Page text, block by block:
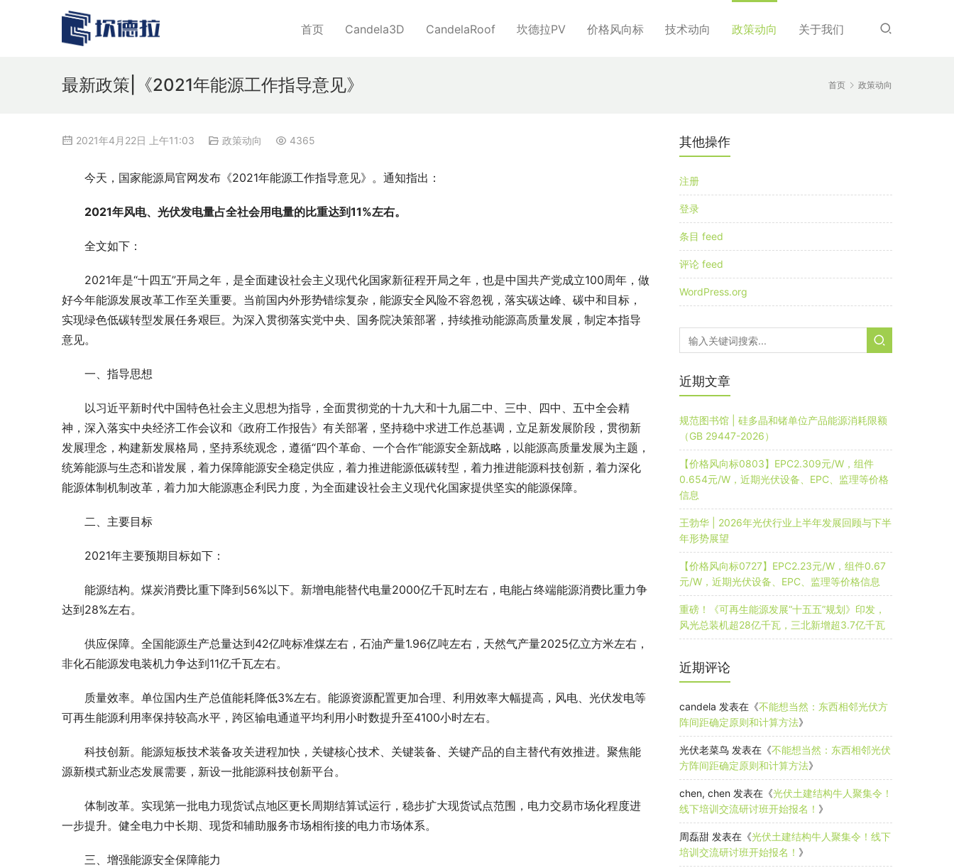
首页 Candela3D CandelaRoof 坎德拉PV 价格风向标 技术动向 政策动向 关于我们
首页 政策动向
最新政策|《2021年能源工作指导意见》
2021年4月22日 上午11:03 政策动向 4365
今天，国家能源局官网发布《2021年能源工作指导意见》。通知指出：
2021年风电、光伏发电量占全社会用电量的比重达到11%左右。
全文如下：
2021年是“十四五”开局之年，是全面建设社会主义现代化国家新征程开局之年，也是中国共产党成立100周年，做
好今年能源发展改革工作至关重要。当前国内外形势错综复杂，能源安全风险不容忽视，落实碳达峰、碳中和目标，
实现绿色低碳转型发展任务艰巨。为深入贯彻落实党中央、国务院决策部署，持续推动能源高质量发展，制定本指导
意见。
一、指导思想
以习近平新时代中国特色社会主义思想为指导，全面贯彻党的十九大和十九届二中、三中、四中、五中全会精
神，深入落实中央经济工作会议和《政府工作报告》有关部署，坚持稳中求进工作总基调，立足新发展阶段，贯彻新
发展理念，构建新发展格局，坚持系统观念，遵循“四个革命、一个合作”能源安全新战略，以能源高质量发展为主题，
统筹能源与生态和谐发展，着力保障能源安全稳定供应，着力推进能源低碳转型，着力推进能源科技创新，着力深化
能源体制机制改革，着力加大能源惠企利民力度，为全面建设社会主义现代化国家提供坚实的能源保障。
二、主要目标
2021年主要预期目标如下：
能源结构。煤炭消费比重下降到56%以下。新增电能替代电量2000亿千瓦时左右，电能占终端能源消费比重力争
达到28%左右。
供应保障。全国能源生产总量达到42亿吨标准煤左右，石油产量1.96亿吨左右，天然气产量2025亿立方米左右，
非化石能源发电装机力争达到11亿千瓦左右。
质量效率。单位国内生产总值能耗降低3%左右。能源资源配置更加合理、利用效率大幅提高，风电、光伏发电等
可再生能源利用率保持较高水平，跨区输电通道平均利用小时数提升至4100小时左右。
科技创新。能源短板技术装备攻关进程加快，关键核心技术、关键装备、关键产品的自主替代有效推进。聚焦能
源新模式新业态发展需要，新设一批能源科技创新平台。
体制改革。实现第一批电力现货试点地区更长周期结算试运行，稳步扩大现货试点范围，电力交易市场化程度进
一步提升。健全电力中长期、现货和辅助服务市场相衔接的电力市场体系。
三、增强能源安全保障能力
其他操作
注册
登录
条目 feed
评论 feed
WordPress.org
近期文章
规范图书馆 | 硅多晶和锗单位产品能源消耗限额
（GB 29447-2026）
【价格风向标0803】EPC2.309元/W，组件
0.654元/W，近期光伏设备、EPC、监理等价格
信息
王勃华 | 2026年光伏行业上半年发展回顾与下半
年形势展望
【价格风向标0727】EPC2.23元/W，组件0.67
元/W，近期光伏设备、EPC、监理等价格信息
重磅！《可再生能源发展“十五五”规划》印发，
风光总装机超28亿千瓦，三北新增超3.7亿千瓦
近期评论
candela 发表在《不能想当然：东西相邻光伏方
阵间距确定原则和计算方法》
光伏老菜鸟 发表在《不能想当然：东西相邻光伏
方阵间距确定原则和计算方法》
chen, chen 发表在《光伏土建结构牛人聚集令！
线下培训交流研讨班开始报名！ 》
周磊甜 发表在《光伏土建结构牛人聚集令！线下
培训交流研讨班开始报名！ 》